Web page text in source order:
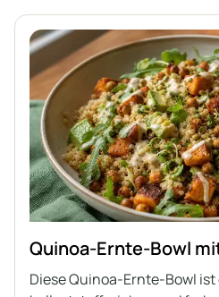
Quinoa-Ernte-Bowl
Diese Quinoa-Ernte-Bowl